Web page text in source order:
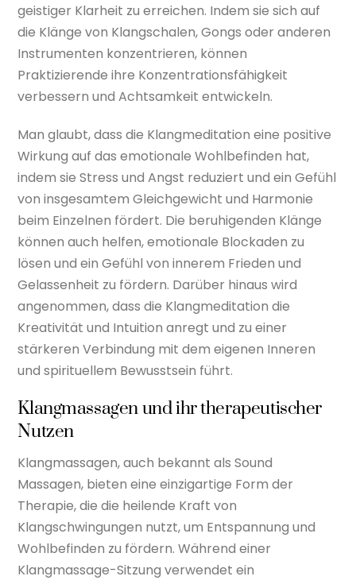
geistiger Klarheit zu erreichen. Indem sie sich auf
die Klänge von Klangschalen, Gongs oder anderen
Instrumenten konzentrieren, können
Praktizierende ihre Konzentrationsfähigkeit
verbessern und Achtsamkeit entwickeln.
Man glaubt, dass die Klangmeditation eine positive
Wirkung auf das emotionale Wohlbefinden hat,
indem sie Stress und Angst reduziert und ein Gefühl
von insgesamtem Gleichgewicht und Harmonie
beim Einzelnen fördert. Die beruhigenden Klänge
können auch helfen, emotionale Blockaden zu
lösen und ein Gefühl von innerem Frieden und
Gelassenheit zu fördern. Darüber hinaus wird
angenommen, dass die Klangmeditation die
Kreativität und Intuition anregt und zu einer
stärkeren Verbindung mit dem eigenen Inneren
und spirituellem Bewusstsein führt.
Klangmassagen und ihr therapeutischer
Nutzen
Klangmassagen, auch bekannt als Sound
Massagen, bieten eine einzigartige Form der
Therapie, die die heilende Kraft von
Klangschwingungen nutzt, um Entspannung und
Wohlbefinden zu fördern. Während einer
Klangmassage-Sitzung verwendet ein